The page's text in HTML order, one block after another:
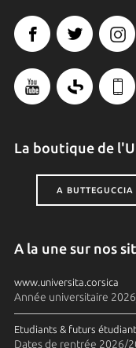
La boutique de
A BUTTEGUCCIA
A la une sur nos
www.universita.corsica
Année universitaire
Etudiants & futurs
Dates de rentrée 2026/